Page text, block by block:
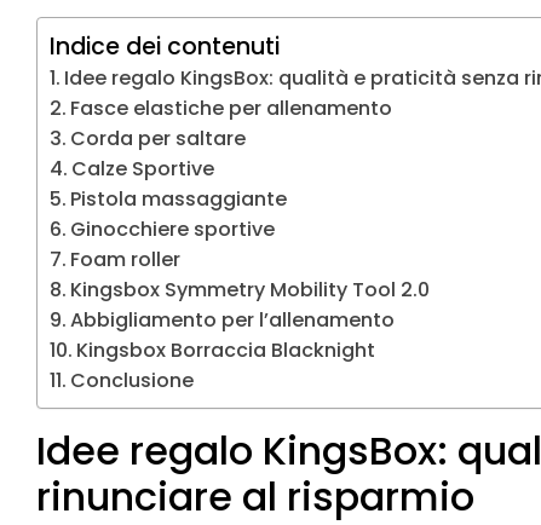
Indice dei contenuti
Idee regalo KingsBox: qualità e praticità senza
Fasce elastiche per allenamento
Corda per saltare
Calze Sportive
Pistola massaggiante
Ginocchiere sportive
Foam roller
Kingsbox Symmetry Mobility Tool 2.0
Abbigliamento per l’allenamento
Kingsbox Borraccia Blacknight
Conclusione
Idee regalo KingsBox:
rinunciare al risparmio